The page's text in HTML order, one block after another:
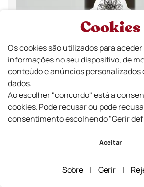
Vinho Branco
Cookies
Os cookies são utilizados para
informações no seu dispositivo, de
conteúdo e anúncios personalizados
dados.
Ao escolher "concordo" está a
cookies. Pode recusar ou pode
consentimento escolhendo "Gerir
Aceitar
Sobre | Gerir |